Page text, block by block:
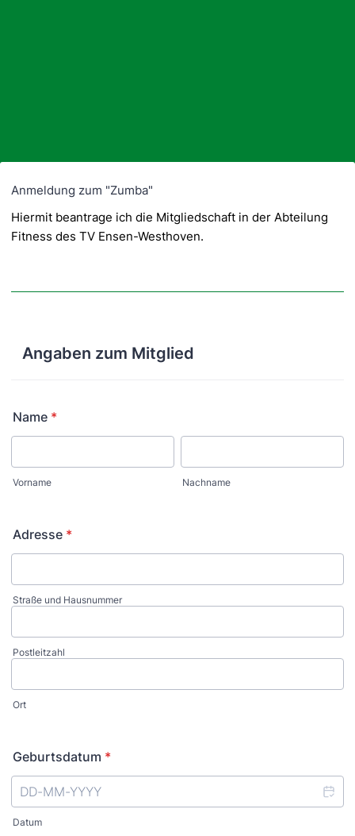
Anmeldung zum "Zumba"
Hiermit beantrage ich die Mitgliedschaft in der Abteilung
Fitness des TV Ensen-Westhoven.
Angaben zum Mitglied
Name *
Vorname Nachname
Adresse *
Straße und Hausnummer
Postleitzahl
Ort
Geburtsdatum *
Datum